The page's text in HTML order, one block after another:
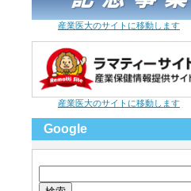
産業医大のサイトに移動します
産業医大のサイトに移動します
Google